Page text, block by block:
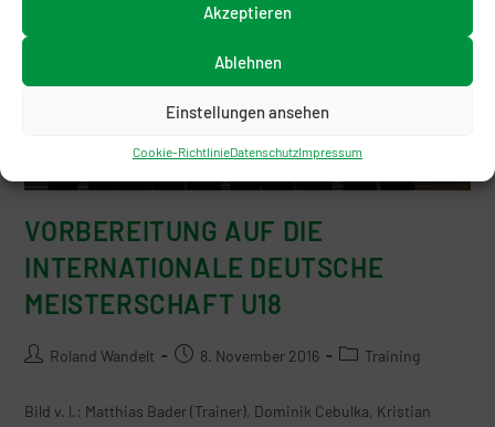
Akzeptieren
Ablehnen
Einstellungen ansehen
Cookie-RichtlinieDatenschutzImpressum
VORBEREITUNG AUF DIE
INTERNATIONALE DEUTSCHE
MEISTERSCHAFT U18
Roland Wandelt 8. November 2016 Training
Bild v. l.: Matthias Bader (Trainer), Dominik Cebulka, Kristian